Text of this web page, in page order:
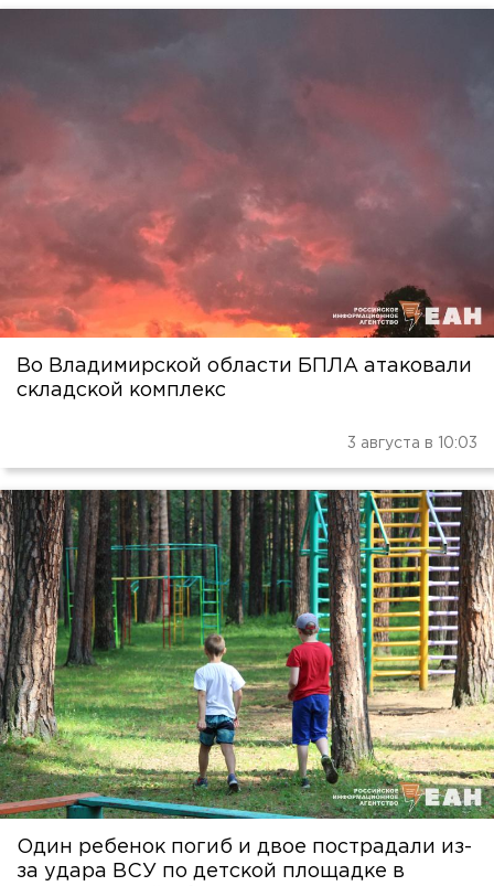
Во Владимирской области БПЛА атаковали
складской комплекс
3 августа в 10:03
Один ребенок погиб и двое пострадали из-
за удара ВСУ по детской площадке в